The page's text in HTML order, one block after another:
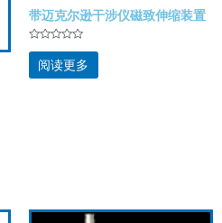
带迈克尔逊干涉仪磁致伸缩装置
评
分
&sol;
阅读更多